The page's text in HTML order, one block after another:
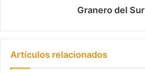
Granero del Sur
Artículos relacionados